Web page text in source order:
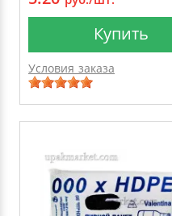
Купить
Условия заказа